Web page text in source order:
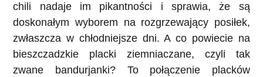
chili nadaje im pikantności i sprawia, że są
doskonałym wyborem na rozgrzewający posiłek,
zwłaszcza w chłodniejsze dni. A co powiecie na
bieszczadzkie placki ziemniaczane, czyli tak
zwane bandurjanki? To połączenie placków